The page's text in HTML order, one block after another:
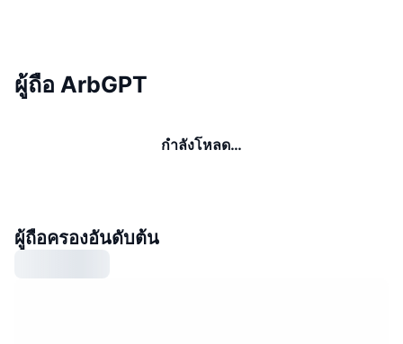
ผู้ถือ ArbGPT
กำลังโหลด…
ผู้ถือครองอันดับต้น